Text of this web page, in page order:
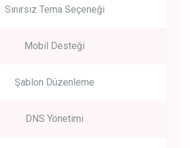
Sınırsız Tema Seçeneği
Mobil Desteği
Şablon Düzenleme
DNS Yönetimi